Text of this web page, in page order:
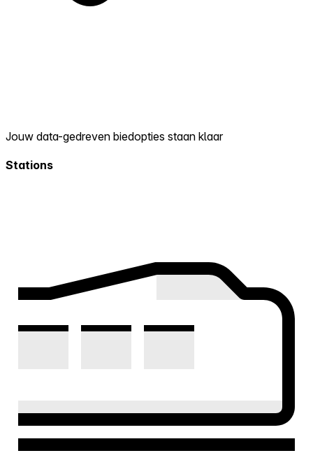
Jouw data-gedreven biedopties staan klaar
Stations